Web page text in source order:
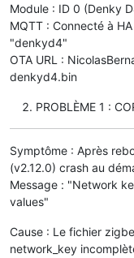
Module : ID 0 (Denky
MQTT : Connecté à
"denkyd4"
OTA URL :
denkyd4.bin
PROBLÈME 1 :
Symptôme : Après
(v2.12.0) crash au
Message : "Network
values"
Cause : Le fichier
network_key